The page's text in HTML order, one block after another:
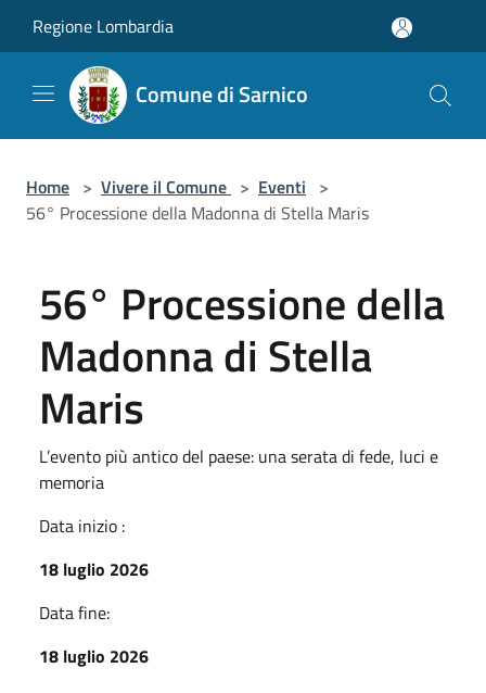
Regione Lombardia
Comune di Sarnico
Home > Vivere il Comune > Eventi >
56° Processione della Madonna di Stella Maris
56° Processione della
Madonna di Stella
Maris
L’evento più antico del paese: una serata di fede, luci e
memoria
Data inizio :
18 luglio 2026
Data fine:
18 luglio 2026